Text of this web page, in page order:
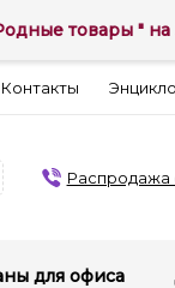
Контакты
Распродажа
для офиса
товары "